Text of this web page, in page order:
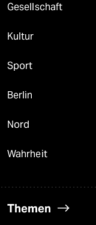
Gesellschaft
Kultur
Sport
Berlin
Nord
Wahrheit
Themen